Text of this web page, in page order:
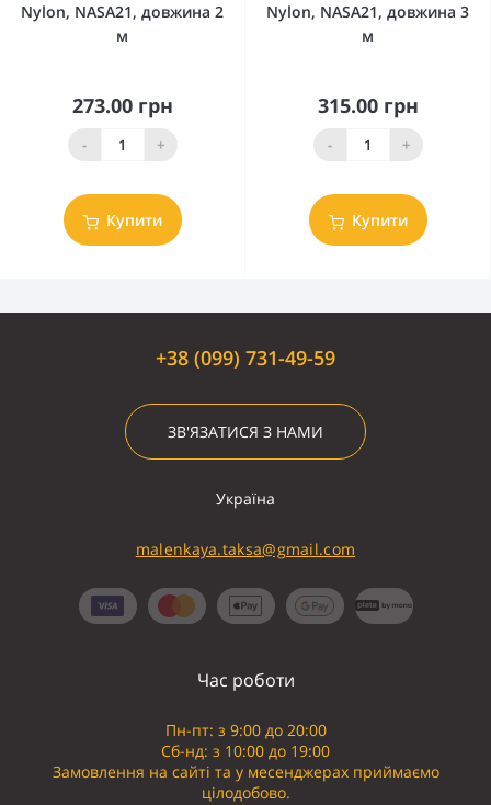
Nylon, NASA21, довжина 2
м
273.00 грн
- +
Купити
Nylon, NASA21, довжина 3
м
315.00 грн
- +
Купити
+38 (099) 731-49-59
ЗВ'ЯЗАТИСЯ З НАМИ
Україна
malenkaya.taksa@gmail.com
Час роботи
Пн-пт: з 9:00 до 20:00
Сб-нд: з 10:00 до 19:00
Замовлення на сайті та у месенджерах приймаємо
цілодобово.